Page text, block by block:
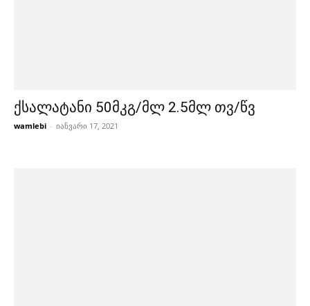
ქსალატანი 50მკგ/მლ 2.5მლ თვ/წვ
wamlebi - იანვარი 17, 2021